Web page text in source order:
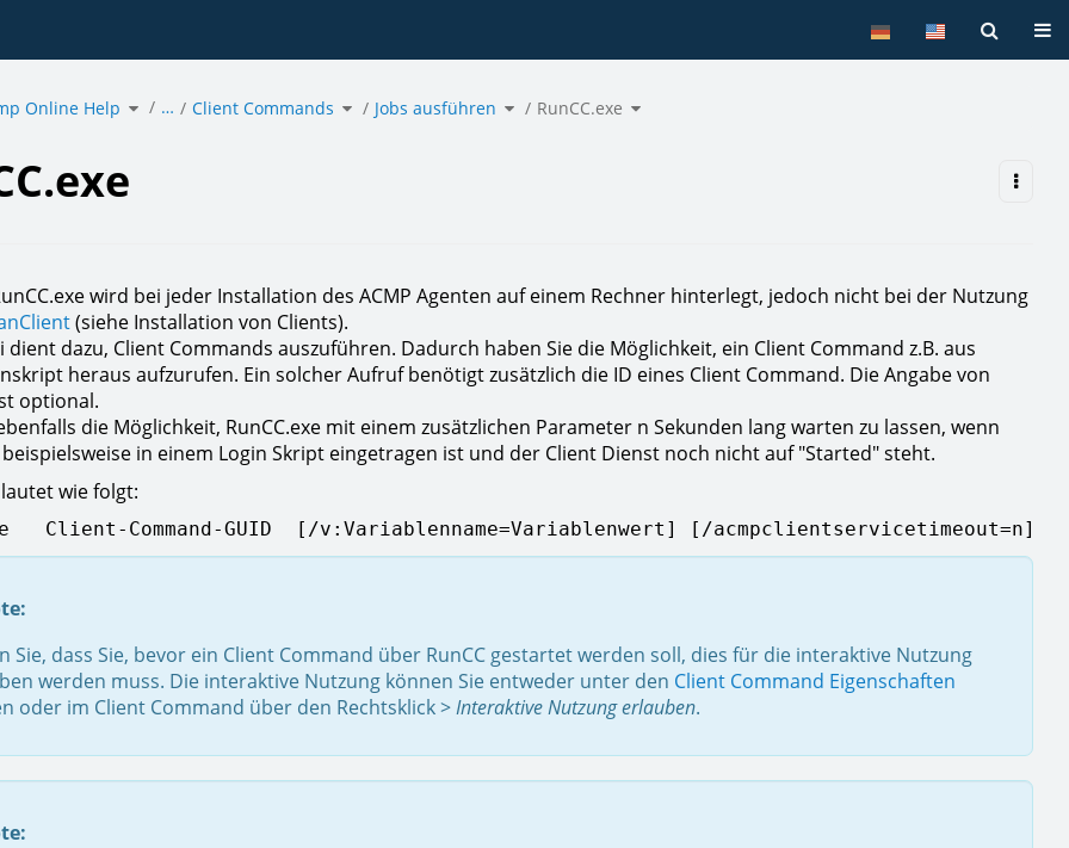
Online Help Toggle
the
hierarchy
tree
… Client Commands Toggle
the
hierarchy
tree
under
Jobs ausführen Toggle
the
hierarchy
tree
RunCC.exe Toggle
the
hierarchy
tree
wird bei jeder Installation des ACMP Agenten auf einem Rechner hinterlegt, jedoch nicht bei der Nutzung
(siehe Installation von Clients).
dient dazu, Client Commands auszuführen. Dadurch haben Sie die Möglichkeit, ein Client Command z.B. aus
heraus aufzurufen. Ein solcher Aufruf benötigt zusätzlich die ID eines Client Command. Die Angabe von
optional.
die Möglichkeit, RunCC.exe mit einem zusätzlichen Parameter n Sekunden lang warten zu lassen, wenn
beispielsweise in einem Login Skript eingetragen ist und der Client Dienst noch nicht auf "Started" steht.
wie folgt:
Client-Command-GUID  [/v:Variablenname=Variablenwert] [/acmpclientservicetimeout=n]
Sie, dass Sie, bevor ein Client Command über RunCC gestartet werden soll, dies für die interaktive Nutzung
werden muss. Die interaktive Nutzung können Sie entweder unter den Client Command Eigenschaften
oder im Client Command über den Rechtsklick >Interaktive Nutzung erlauben.